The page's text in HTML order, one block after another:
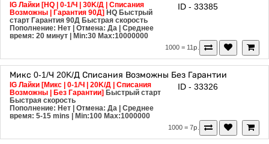
IG Лайки [HQ | 0-1/Ч | 30K/Д | Списания
Возможны | Гарантия 90Д] HQ Быстрый
старт Гарантия 90Д Быстрая скорость
Пополнение: Нет | Отмена: Да | Среднее
время: 20 минут
| Min:30 Max:10000000
ID - 33385
1000 = 11р.
Микс 0-1/Ч 20K/Д Списания Возможны Без Гарантии
IG Лайки [Микс | 0-1/Ч | 20K/Д | Списания
Возможны | Без Гарантии] Быстрый старт
Быстрая скорость
Пополнение: Нет | Отмена: Да | Среднее
время: 5-15 mins
| Min:100 Max:1000000
ID - 33326
1000 = 7р.